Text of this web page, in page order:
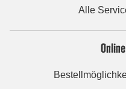
Alle